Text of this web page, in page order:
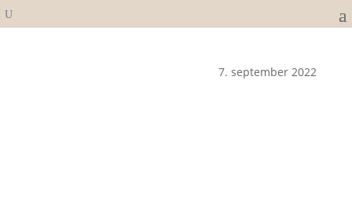
7. september 2022